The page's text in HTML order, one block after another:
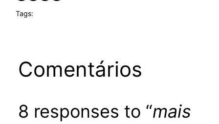
Tags:
Comentários
8 responses to “mais